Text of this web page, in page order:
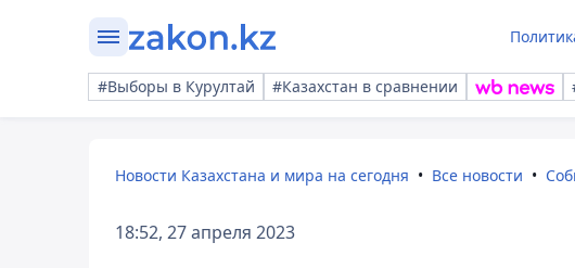
#Выборы в Курултай #Казахстан в сравнении
Новости Казахстана и мира на сегодня Все новости
18:52, 27 апреля 2023